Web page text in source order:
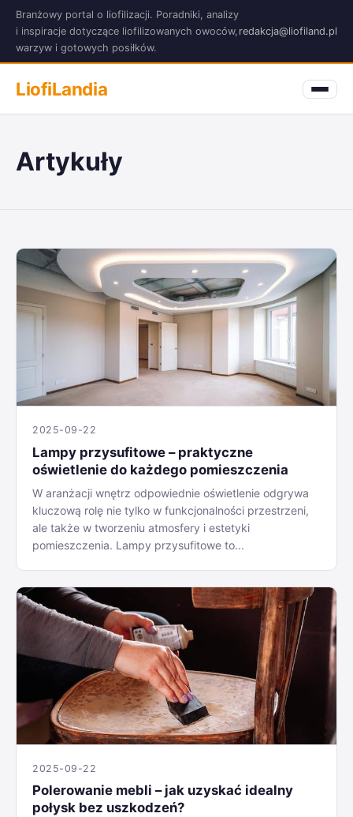
Branżowy portal o liofilizacji. Poradniki, analizy
i inspiracje dotyczące liofilizowanych owoców,
warzyw i gotowych posiłków.
redakcja@liofiland.pl
LiofiLandia
Artykuły
2025-09-22
Lampy przysufitowe – praktyczne
oświetlenie do każdego pomieszczenia
W aranżacji wnętrz odpowiednie oświetlenie odgrywa
kluczową rolę nie tylko w funkcjonalności przestrzeni,
ale także w tworzeniu atmosfery i estetyki
pomieszczenia. Lampy przysufitowe to...
2025-09-22
Polerowanie mebli – jak uzyskać idealny
połysk bez uszkodzeń?